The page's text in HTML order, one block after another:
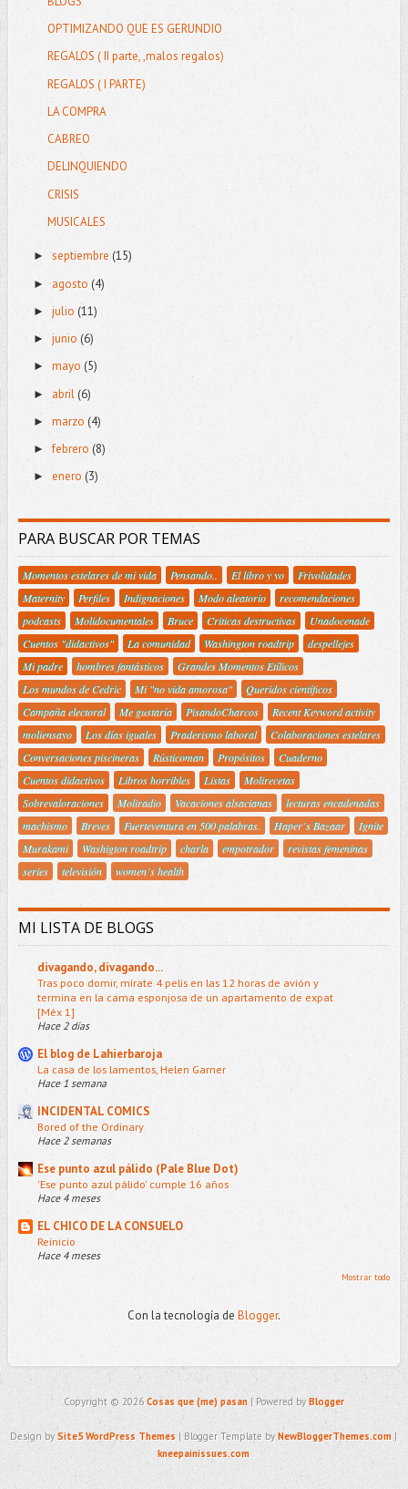
OPTIMIZANDO QUE ES GERUNDIO
REGALOS ( II parte, ,malos regalos)
REGALOS ( I PARTE)
LA COMPRA
CABREO
DELINQUIENDO
CRISIS
MUSICALES
► septiembre (15)
► agosto (4)
► julio (11)
► junio (6)
► mayo (5)
► abril(6)
► marzo (4)
►febrero (8)
► enero (3)
PARA BUSCAR POR TEMAS
Momentos estelares de mi vida Pensando.. El libro y yo
Frivolidades
Maternity
Perfiles Indignaciones Modo aleatorio
recomendaciones
podcasts
Molidocumentales Bruce Criticas destructivas
Unadocenade
Cuentos "didactivos"
La comunidad Washington roadtrip
despellejes
Mi padre
hombres fantásticos
Grandes Momentos Etílicos
Los mundos de Cedric
Mi "no vida amorosa"
Queridos científicos
Campaña electoral
Me gustaría PisandoCharcos
Recent Keyword activity
moliensayo
Los días iguales Praderismo laboral
Colaboraciones estelares
Conversaciones piscineras
Rústicoman Propósitos
Cuaderno
Cuentos didactivos
Libros horribles Listas
Molirecetas
Sobrevaloraciones
Moliradio Vacaciones alsacianas
lecturas encadenadas
machismo
Breves Fuerteventura en 500 palabras. Haper´s Bazaar
Ignite
Murakami
Washigton roadtrip charla empotrador
revistas femeninas
series
televisión women´s health
MI LISTA DE BLOGS
divagando, divagando...
Tras poco domir, mírate 4 pelis en las 12 horas de avión y
termina en la cama esponjosa de un apartamento de expat
[Méx 1]
Hace 2 días
El blog de Lahierbaroja
La casa de los lamentos, Helen Garner
Hace 1 semana
INCIDENTAL COMICS
Bored of the Ordinary
Hace 2 semanas
Ese punto azul pálido (Pale Blue Dot)
'Ese punto azul pálido' cumple 16 años
Hace 4 meses
EL CHICO DE LA CONSUELO
Reinicio
Hace 4 meses
Mostrar todo
Con la tecnología de Blogger.
Copyright © 2026Cosas que (me) pasan | Powered byBlogger
Design bySite5 WordPress Themes | Blogger Template byNewBloggerThemes.com |
kneepainissues.com